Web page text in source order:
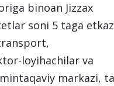
binoan Jizzax
soni 5 taga
loyihachilar va
markazi,